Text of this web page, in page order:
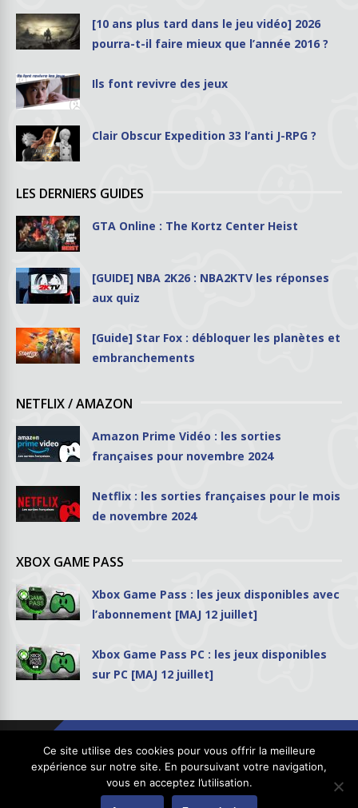
[10 ans plus tard dans le jeu vidéo] 2026
pourra-t-il faire mieux que l’année 2016 ?
Ils font revivre des jeux
Clair Obscur Expedition 33 l’anti J-RPG ?
LES DERNIERS GUIDES
GTA Online : The Kortz Center Heist
[GUIDE] NBA 2K26 : NBA2KTV les réponses
aux quiz
[Guide] Star Fox : débloquer les planètes et
embranchements
NETFLIX / AMAZON
Amazon Prime Vidéo : les sorties
françaises pour novembre 2024
Netflix : les sorties françaises pour le mois
de novembre 2024
XBOX GAME PASS
Xbox Game Pass : les jeux disponibles avec
l’abonnement [MAJ 12 juillet]
Xbox Game Pass PC : les jeux disponibles
sur PC [MAJ 12 juillet]
Copyright © 2026GhostPool.com . Tous droits réservés.
Ce site utilise des cookies pour vous offrir la meilleure
expérience sur notre site. En poursuivant votre navigation,
vous en acceptez l’utilisation.